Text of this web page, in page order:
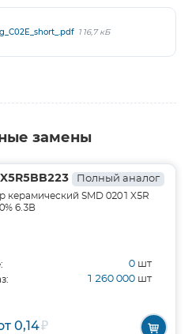
116,7 кБ
замены
Полный аналог
керамический SMD 0201 X5R
6.3В
0 шт
1 260 000 шт
0,14₽